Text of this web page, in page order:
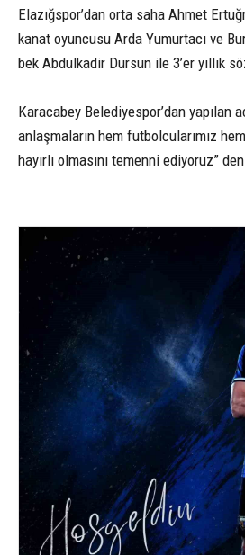
Elazığspor’dan orta saha Ahmet
kanat oyuncusu Arda Yumurtacı ve
bek Abdulkadir Dursun ile 3’er yıllık
Karacabey Belediyespor’dan yapılan
anlaşmaların hem futbolcularımız
hayırlı olmasını temenni ediyoruz”